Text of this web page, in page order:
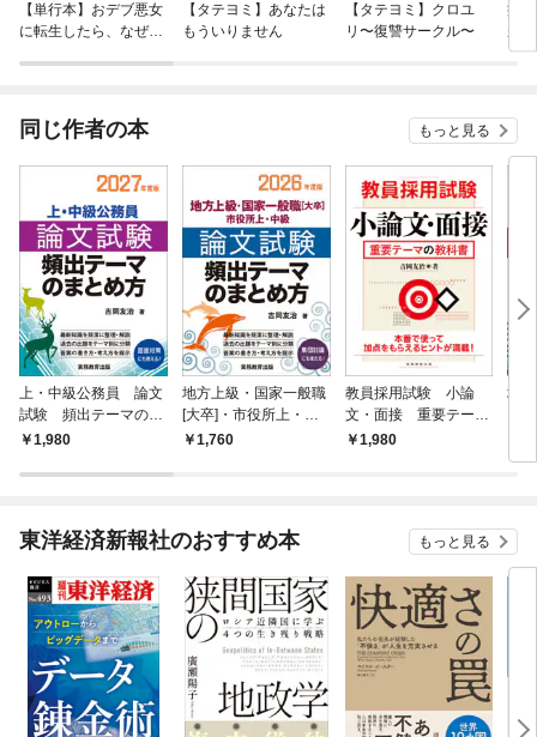
【単行本】おデブ悪女
に転生したら、なぜか
【タテヨミ】あなたは
もういりません
【タテヨミ】クロユ
リ〜復讐サークル〜
病
が
ぎ
同じ作者の本 もっと見る
上・中級公務員 論文
試験 頻出テーマのま
とめ方 2027年度版
1,980
地方上級・国家一般職
[大卒]・市役所上・中
級 論文試験 頻出テ
1,760
教員採用試験 小論
文・面接 重要テーマ
の教科書
1,980
地
テ
東洋経済新報社のおすすめ本 もっと見る